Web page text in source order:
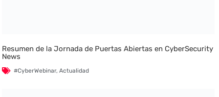
Resumen de la Jornada de Puertas Abiertas en CyberSecurity
News
#CyberWebinar,Actualidad